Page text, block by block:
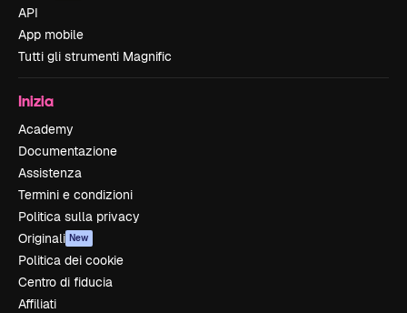
API
App mobile
Tutti gli strumenti Magnific
Inizia
Academy
Documentazione
Assistenza
Termini e condizioni
Politica sulla privacy
Originali New
Politica dei cookie
Centro di fiducia
Affiliati